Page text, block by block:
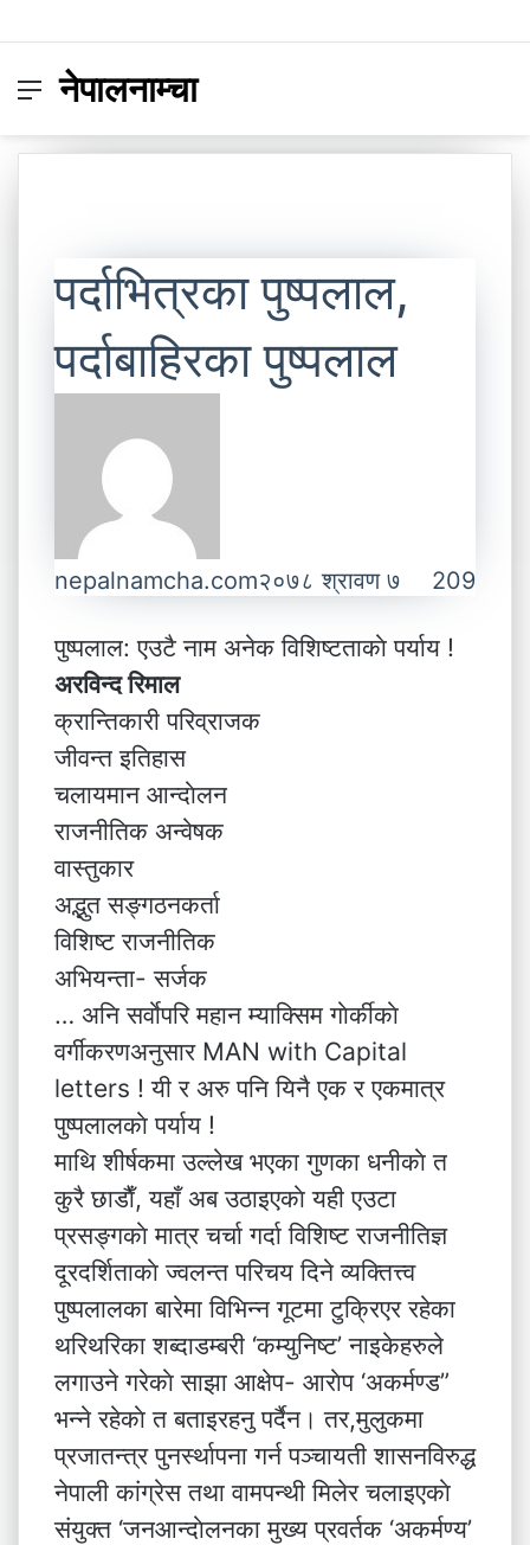
Menu
नेपालनाम्चा
पर्दाभित्रका पुष्पलाल,
पर्दाबाहिरका पुष्पलाल
nepalnamcha.com२०७८ श्रावण ७ 209
पुष्पलाल: एउटै नाम अनेक विशिष्टताकाे पर्याय !
अरविन्द रिमाल
क्रान्तिकारी परिव्राजक
जीवन्त इतिहास
चलायमान आन्दाेलन
राजनीतिक अन्वेषक
वास्तुकार
अद्भुत सङ्गठनकर्ता
विशिष्ट राजनीतिक
अभियन्ता- सर्जक
… अनि सर्वाेपरि महान म्याक्सिम गाेर्कीकाे
वर्गीकरणअनुसार MAN with Capital
letters ! यी र अरु पनि यिनै एक र एकमात्र
पुष्पलालकाे पर्याय !
माथि शीर्षकमा उल्लेख भएका गुणका धनीकाे त
कुरै छाडाैँ, यहाँ अब उठाइएकाे यही एउटा
प्रसङ्गकाे मात्र चर्चा गर्दा विशिष्ट राजनीतिज्ञ
दूरदर्शिताकाे ज्वलन्त परिचय दिने व्यक्तित्त्व
पुष्पलालका बारेमा विभिन्न गूटमा टुक्रिएर रहेका
थरिथरिका शब्दाडम्बरी ‘कम्युनिष्ट’ नाइकेहरुले
लगाउने गरेकाे साझा आक्षेप- आराेप ‘अकर्मण्ड”
भन्ने रहेकाे त बताइरहनु पर्दैन। तर,मुलुकमा
प्रजातन्त्र पुनर्स्थापना गर्न पञ्चायती शासनविरुद्ध
नेपाली कांग्रेस तथा वामपन्थी मिलेर चलाइएकाे
संयुक्त ‘जनआन्दाेलनका मुख्य प्रवर्तक ‘अकर्मण्य’